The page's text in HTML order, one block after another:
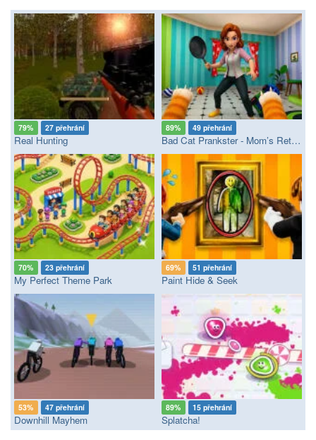
79% 27 přehrání
Real Hunting
89% 49 přehrání
Bad Cat Prankster - Mom’s Return
70% 23 přehrání
My Perfect Theme Park
69% 51 přehrání
Paint Hide & Seek
53% 47 přehrání
Downhill Mayhem
89% 15 přehrání
Splatcha!